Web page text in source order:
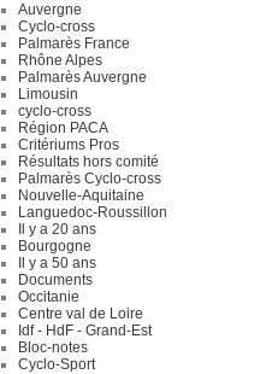
Auvergne
Cyclo-cross
Palmarès France
Rhône Alpes
Palmarès Auvergne
Limousin
cyclo-cross
Région PACA
Critériums Pros
Résultats hors comité
Palmarès Cyclo-cross
Nouvelle-Aquitaine
Languedoc-Roussillon
Il y a 20 ans
Bourgogne
Il y a 50 ans
Documents
Occitanie
Centre val de Loire
Idf - HdF - Grand-Est
Bloc-notes
Cyclo-Sport